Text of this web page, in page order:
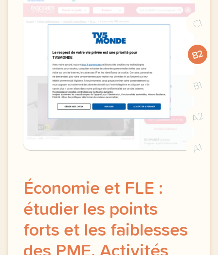
C1
B2
B1
A2
A1
Économie et FLE :
étudier les points
forts et les faiblesses